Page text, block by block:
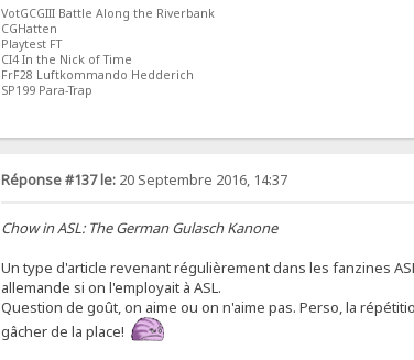
VotGCGIII Battle Along the Riverbank
CGHatten
Playtest FT
CI4 In the Nick of Time
FrF28 Luftkommando Hedderich
SP199 Para-Trap
Réponse #137 le:20 Septembre 2016, 14:37
Chow in ASL: The German Gulasch Kanone
Un type d'article revenant régulièrement dans les fanzines
allemande si on l'employait à ASL.
Question de goût, on aime ou on n'aime pas. Perso, la
gâcher de la place!